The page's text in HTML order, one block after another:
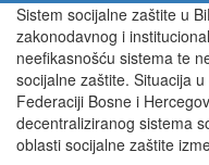
Sistem socijalne zaštite u
zakonodavnog i
neefikasnošću sistema te
socijalne zaštite. Situacija
Federaciji Bosne i
decentraliziranog sistema
oblasti socijalne zaštite